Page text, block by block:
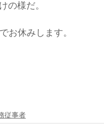
の様だ。
お休みします。
従事者